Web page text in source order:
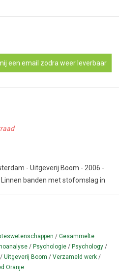
een email zodra weer leverbaar
- Uitgeverij Boom - 2006 -
banden met stofomslag in
in het plastic!
Gesammelte Werke, de
Standard Edition (laatst
het Verzameld Werk van
/ Gesammelte
/ Psychologie / Psychology /
/ Uitgeverij Boom / Verzameld werk /
Oranje